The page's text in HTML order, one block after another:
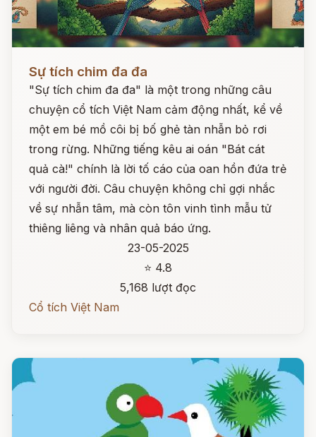
Sự tích chim đa đa
"Sự tích chim đa đa" là một trong những câu
chuyện cổ tích Việt Nam cảm động nhất, kể về
một em bé mồ côi bị bố ghẻ tàn nhẫn bỏ rơi
trong rừng. Những tiếng kêu ai oán "Bát cát
quả cà!" chính là lời tố cáo của oan hồn đứa trẻ
với người đời. Câu chuyện không chỉ gợi nhắc
về sự nhẫn tâm, mà còn tôn vinh tình mẫu tử
thiêng liêng và nhân quả báo ứng.
23-05-2025
⭐ 4.8
5,168 lượt đọc
Cổ tích Việt Nam